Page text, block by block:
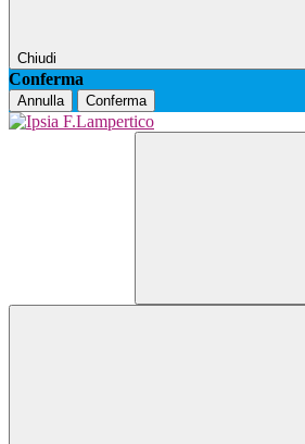
Chiudi
Conferma
Annulla Conferma